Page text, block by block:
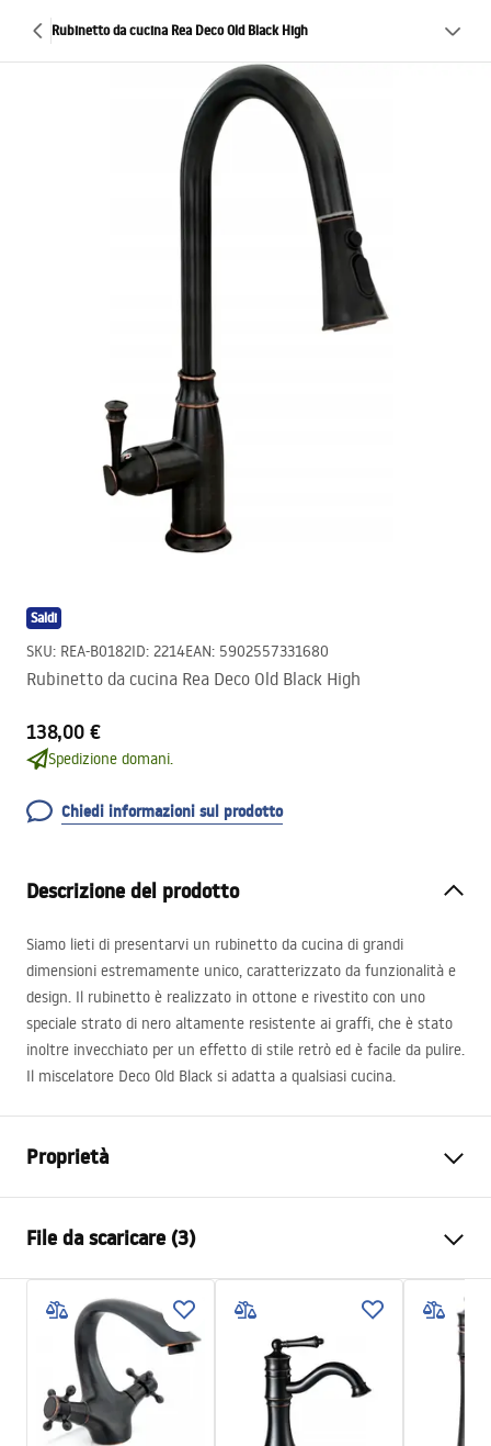
Rubinetto da cucina Rea Deco Old Black High
Saldi
SKU: REA-B0182ID: 2214EAN: 5902557331680
Rubinetto da cucina Rea Deco Old Black High
138,00 €
Spedizione domani.
Chiedi informazioni sul prodotto
Descrizione del prodotto
Siamo lieti di presentarvi un rubinetto da cucina di grandi
dimensioni estremamente unico, caratterizzato da funzionalità e
design. Il rubinetto è realizzato in ottone e rivestito con uno
speciale strato di nero altamente resistente ai graffi, che è stato
inoltre invecchiato per un effetto di stile retrò ed è facile da pulire.
Il miscelatore Deco Old Black si adatta a qualsiasi cucina.
Proprietà
Metodo di installazione
Colore
Nero
Tipo di bocca
Girevole, Estraibile
Materiale
Ottone
Gamma beccuccio
175 mm
Altezza
430 mm
File da scaricare (3)
Istruzioni di montaggio
Faucet.pdf
Certificato igienico
atest_baterie_kuchenne.pdf